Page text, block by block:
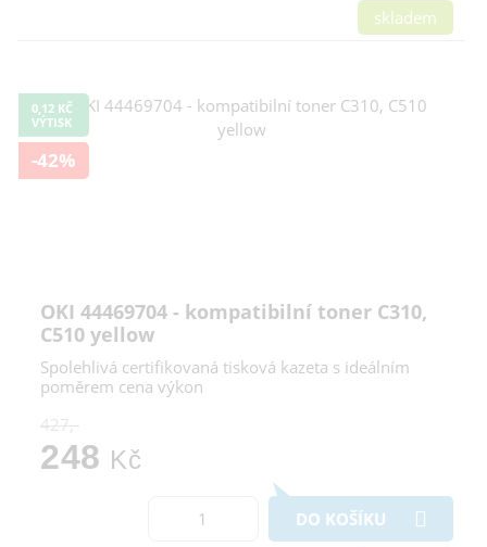
skladem
0,12 KČ
VÝTISK
-42%
OKI 44469704 - kompatibilní toner C310,
C510 yellow
Spolehlivá certifikovaná tisková kazeta s ideálním
poměrem cena výkon
427,-
248 Kč
DO KOŠÍKU